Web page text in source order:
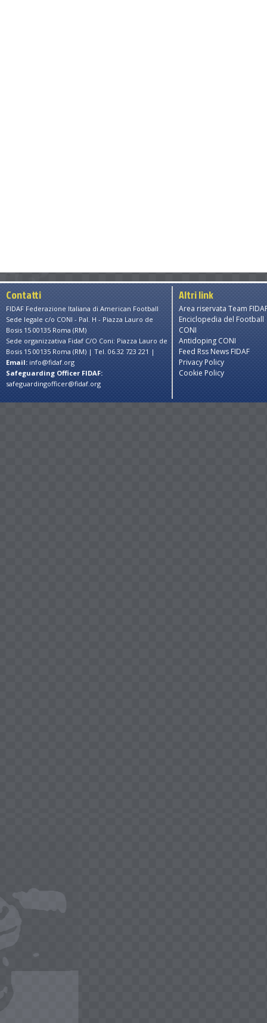
Contatti
FIDAF Federazione Italiana di American Football
Sede legale c/o CONI - Pal. H - Piazza Lauro de
Bosis 15 00135 Roma (RM)
Sede organizzativa Fidaf C/O Coni: Piazza Lauro de
Bosis 15 00135 Roma (RM) | Tel. 06.32 723 221 |
Email: info@fidaf.org
Safeguarding Officer FIDAF:
safeguardingofficer@fidaf.org
Altri link
Area riservata Team
Enciclopedia del Football
CONI
Antidoping CONI
Feed Rss News FIDAF
Privacy Policy
Cookie Policy